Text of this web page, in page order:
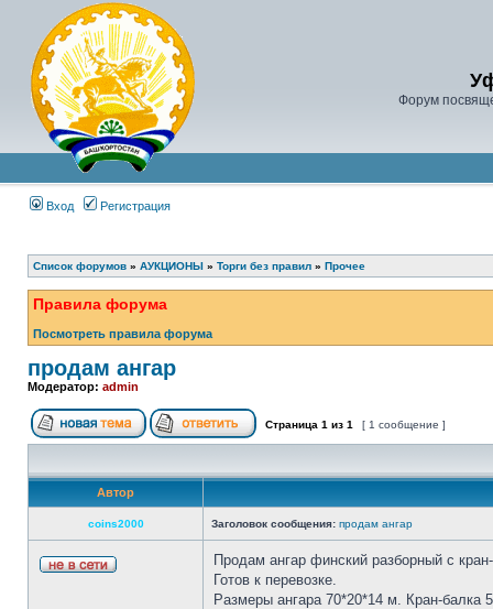
Форум
Вход Регистрация
Список форумов » АУКЦИОНЫ » Торги без правил » Прочее
Правила форума
Посмотреть правила форума
продам ангар
Модератор: admin
Страница 1 из 1 [ 1 сообщение ]
Автор
coins2000 Заголовок сообщения: продам ангар
Продам ангар финский разборный с
Готов к перевозке.
Размеры ангара 70*20*14 м. Кран-балка